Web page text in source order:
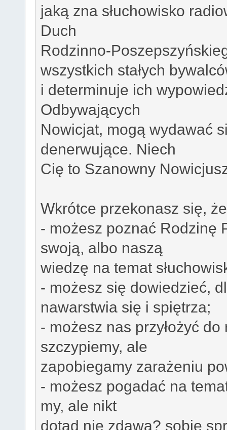
jaką zna słuchowisko
Duch
Rodzinno-
wszystkich stałych
i determinuje ich
Odbywających
Nowicjat, mogą wydawać
denerwujące. Niech
Cię to Szanowny
Wkrótce przekonasz się,
- możesz poznać Rodzinę
swoją, albo naszą
wiedzę na temat
- możesz się dowiedzieć,
nawarstwia się i spiętrza;
- możesz nas przyłożyć
szczypiemy, ale
zapobiegamy zarażeniu
- możesz pogadać na
my, ale nikt
dotąd nie zdawa? sobie